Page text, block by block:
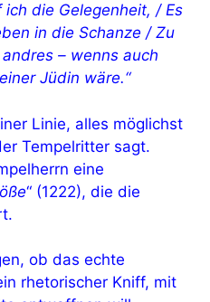
ich die Gelegenheit, / Es
in die Schanze / Zu
– wenns auch
Jüdin wäre.“
Linie, alles möglichst
Tempelritter sagt.
eine
“ (1222), die die
ob das echte
rhetorischer Kniff, mit